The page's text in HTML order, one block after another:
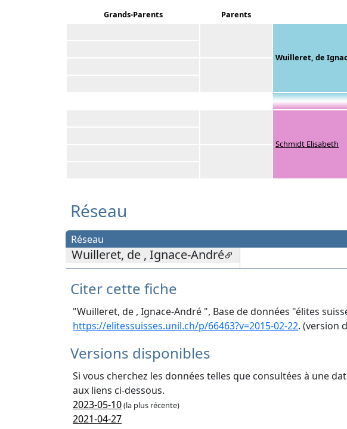
Grands-Parents Parents
Wuilleret, de
Schmidt Elisabeth
Réseau
Réseau
Wuilleret, de , Ignace-André
Citer cette fiche
"Wuilleret, de , Ignace-André ", Base de données "élites
https://elitessuisses.unil.ch/p/66463?v=2015-02-22. (version
Versions disponibles
Si vous cherchez les données telles que consultées à une
aux liens ci-dessous.
2023-05-10(la plus récente)
2021-04-27